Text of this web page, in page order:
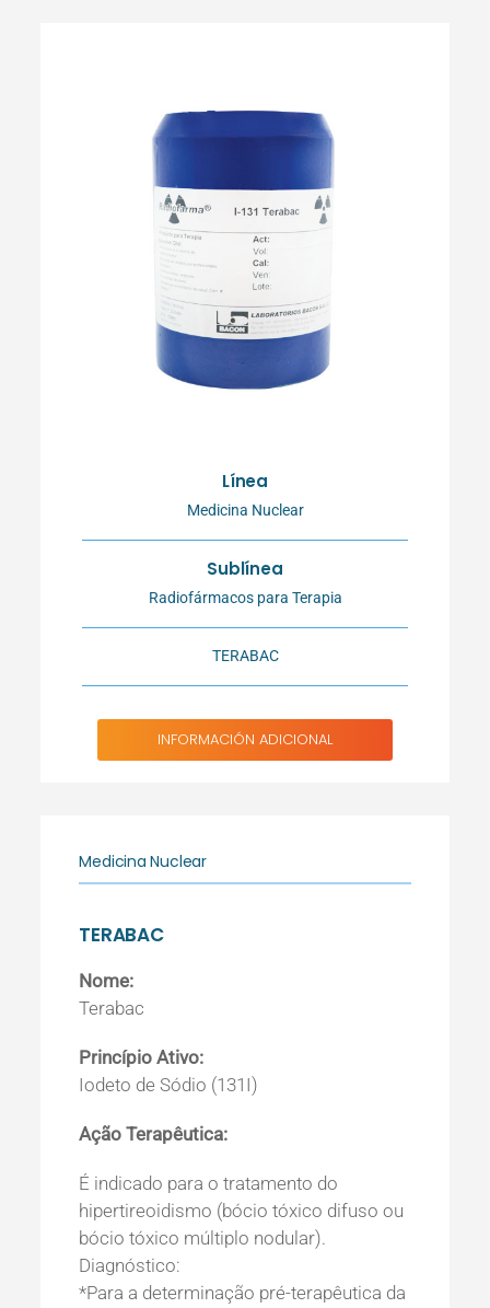
Línea
Medicina Nuclear
Sublínea
Radiofármacos para Terapia
TERABAC
INFORMACIÓN ADICIONAL
Medicina Nuclear
TERABAC
Nome:
Terabac
Princípio Ativo:
Iodeto de Sódio (131I)
Ação Terapêutica:
É indicado para o tratamento do
hipertireoidismo (bócio tóxico difuso ou
bócio tóxico múltiplo nodular).
Diagnóstico:
*Para a determinação pré-terapêutica da